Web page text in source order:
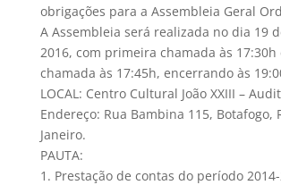
obrigações para a Assembleia Geral
A Assembleia será realizada no dia 19
2016, com primeira chamada às 17:30h
chamada às 17:45h, encerrando às
LOCAL: Centro Cultural João XXIII –
Endereço: Rua Bambina 115, Botafogo,
Janeiro.
PAUTA:
1. Prestação de contas do período